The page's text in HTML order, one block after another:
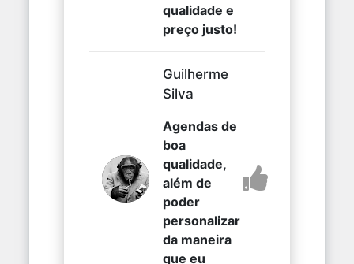
qualidade e
preço justo!
Guilherme
Silva
Agendas de
boa
qualidade,
além de
poder
personalizar
da maneira
que eu